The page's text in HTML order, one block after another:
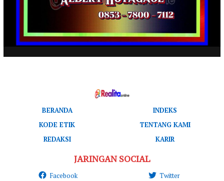
BERANDA
INDEKS
KODE ETIK
TENTANG KAMI
REDAKSI
KARIR
JARINGAN SOCIAL
Facebook Twitter